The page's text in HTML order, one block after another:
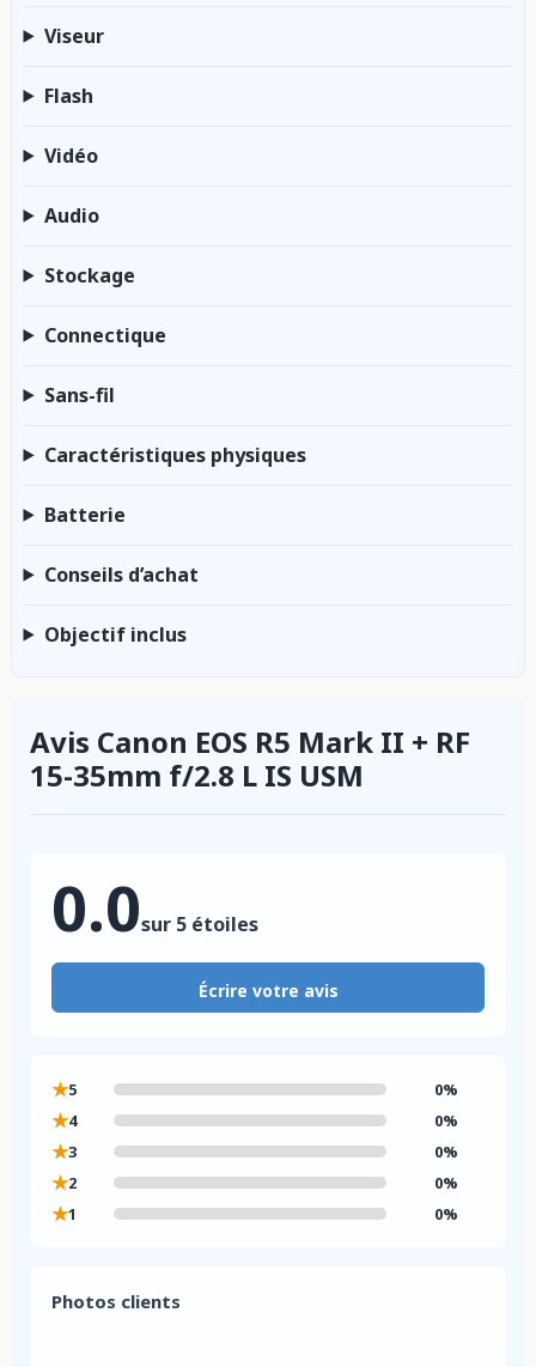
Viseur
Flash
Vidéo
Audio
Stockage
Connectique
Sans-fil
Caractéristiques physiques
Batterie
Conseils d’achat
Objectif inclus
Avis Canon EOS R5 Mark II + RF
15-35mm f/2.8 L IS USM
0.0sur 5 étoiles
Écrire votre avis
★5 0%
★4 0%
★3 0%
★2 0%
★1 0%
Photos clients